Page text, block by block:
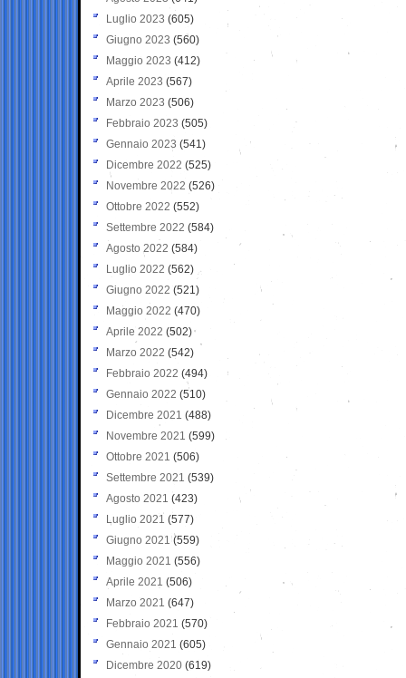
Luglio 2023 (605)
Giugno 2023 (560)
Maggio 2023 (412)
Aprile 2023 (567)
Marzo 2023 (506)
Febbraio 2023 (505)
Gennaio 2023 (541)
Dicembre 2022 (525)
Novembre 2022 (526)
Ottobre 2022 (552)
Settembre 2022 (584)
Agosto 2022 (584)
Luglio 2022 (562)
Giugno 2022 (521)
Maggio 2022 (470)
Aprile 2022 (502)
Marzo 2022 (542)
Febbraio 2022 (494)
Gennaio 2022 (510)
Dicembre 2021 (488)
Novembre 2021 (599)
Ottobre 2021 (506)
Settembre 2021 (539)
Agosto 2021 (423)
Luglio 2021 (577)
Giugno 2021(559)
Maggio 2021 (556)
Aprile 2021 (506)
Marzo 2021 (647)
Febbraio 2021 (570)
Gennaio 2021 (605)
Dicembre 2020 (619)